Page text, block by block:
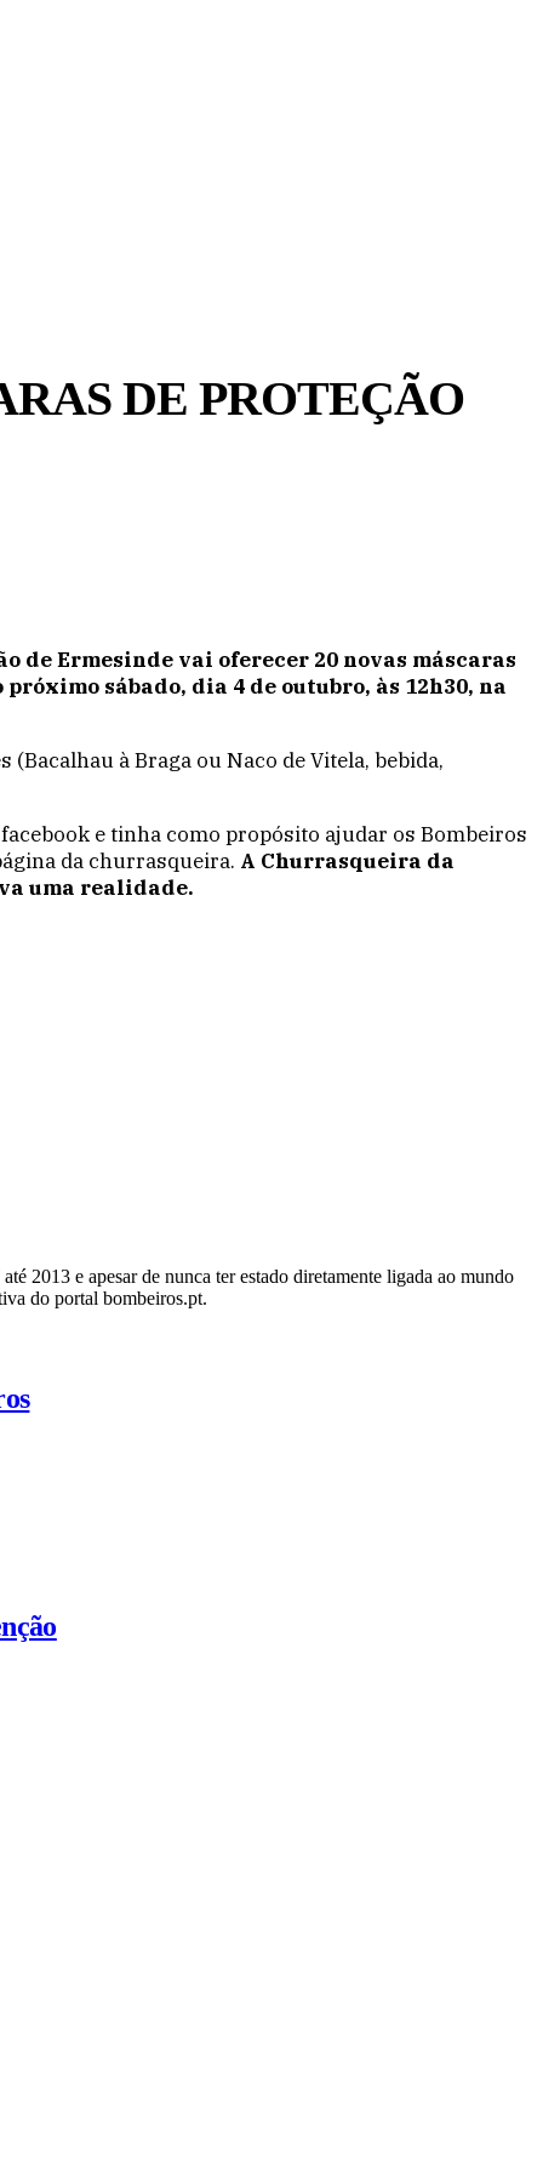
DE PROTEÇÃO
de Ermesinde vai oferecer 20 novas máscaras
sábado, dia 4 de outubro, às 12h30, na
à Braga ou Naco de Vitela, bebida,
e tinha como propósito ajudar os Bombeiros
da churrasqueira. A Churrasqueira da
uma realidade.
2013 e apesar de nunca ter estado diretamente ligada ao mundo
do portal bombeiros.pt.